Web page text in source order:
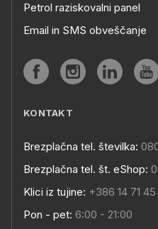
Petrol raziskovalni panel
Email in SMS obveščanje
KONTAKT
Brezplačna tel. številka:
Brezplačna tel. št. eShop:
Klici iz tujine: +386 14 71
Pon - pet: 6:00 - 21:00